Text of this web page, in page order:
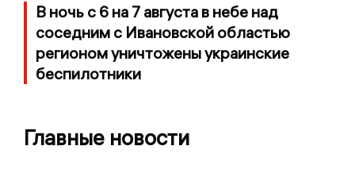
В ночь с 6 на 7 августа в небе над
соседним с Ивановской областью
регионом уничтожены украинские
беспилотники
Главные новости